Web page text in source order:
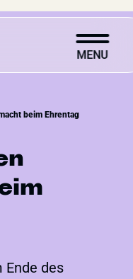
MENU
beim Ehrentag
Ende des